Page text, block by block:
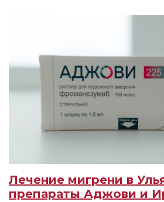
Лечение мигрени в
препараты Аджови и